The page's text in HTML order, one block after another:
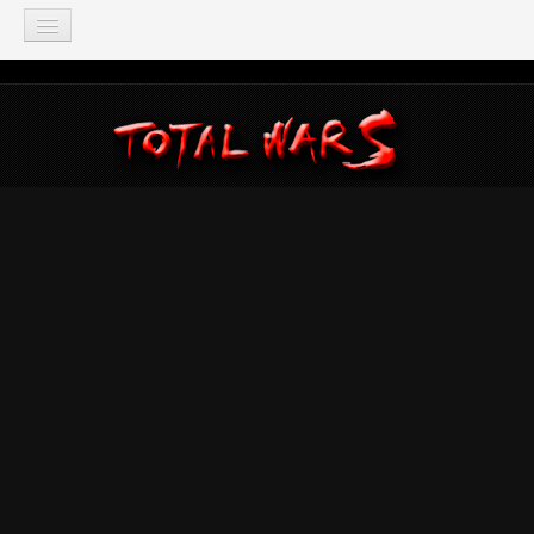
TOTAL WAR
Total War: Three Kingdoms
Total War: Warhammer